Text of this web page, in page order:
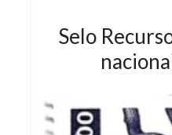
Selo